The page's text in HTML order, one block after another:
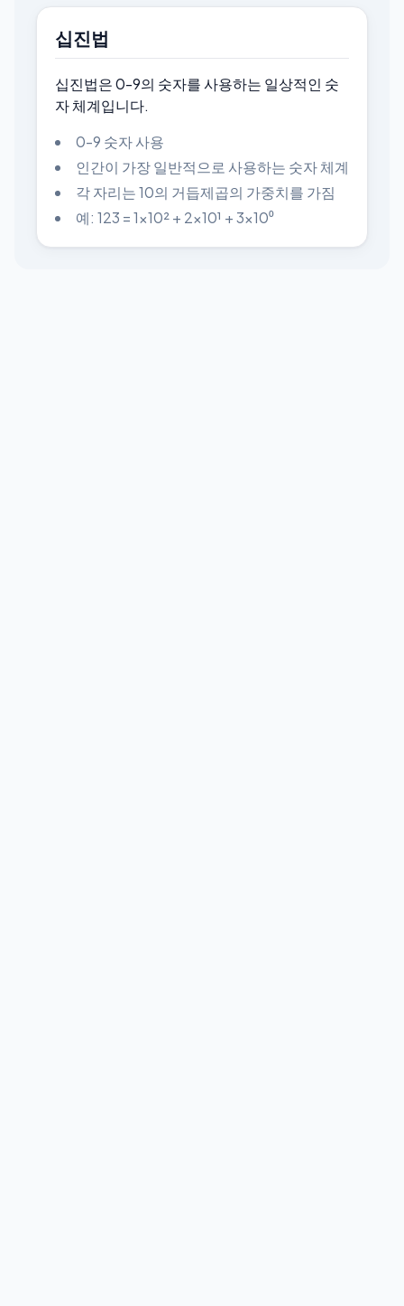
십진법
십진법은 0-9의 숫자를 사용하는 일상적인 숫
자 체계입니다.
0-9 숫자 사용
인간이 가장 일반적으로 사용하는 숫자 체계
각 자리는 10의 거듭제곱의 가중치를 가짐
예: 123 = 1×10² + 2×10¹ + 3×10⁰